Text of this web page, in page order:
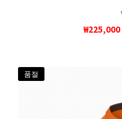
₩225,000
품절